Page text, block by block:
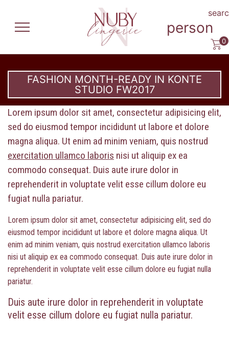
person
0
FASHION MONTH-READY IN KONTE
STUDIO FW2017
Lorem ipsum dolor sit amet, consectetur adipisicing elit,
sed do eiusmod tempor incididunt ut labore et dolore
magna aliqua. Ut enim ad minim veniam, quis nostrud
exercitation ullamco laboris nisi ut aliquip ex ea
commodo consequat. Duis aute irure dolor in
reprehenderit in voluptate velit esse cillum dolore eu
fugiat nulla pariatur.
Lorem ipsum dolor sit amet, consectetur adipisicing elit, sed do
eiusmod tempor incididunt ut labore et dolore magna aliqua. Ut
enim ad minim veniam, quis nostrud exercitation ullamco laboris
nisi ut aliquip ex ea commodo consequat. Duis aute irure dolor in
reprehenderit in voluptate velit esse cillum dolore eu fugiat nulla
pariatur.
Duis aute irure dolor in reprehenderit in voluptate
velit esse cillum dolore eu fugiat nulla pariatur.